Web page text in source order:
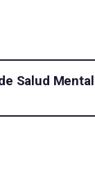
Salud Mental